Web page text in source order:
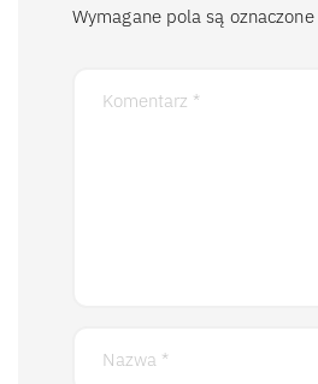
Wymagane pola są oznaczone